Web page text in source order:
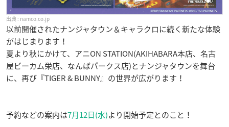
namco.co.jp
以前開催されたナンジャタウン＆キャラクロに続く新たな体験
がはじまります！
夏より秋にかけて、アニON STATION(AKIHABARA本店、名古
屋ビーカム栄店、なんばパークス店)とナンジャタウンを舞台
に、再び『TIGER & BUNNY』の世界が広がります！
予約などの案内は7月12日(水)より開始予定とのこと！